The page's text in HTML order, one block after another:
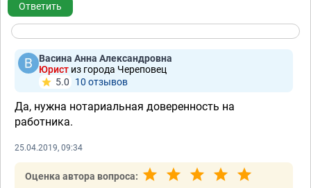
Ответить
Васина Анна Александровна
Юрист из города Череповец
5.0
10 отзывов
Да, нужна нотариальная доверенность на
работника.
25.04.2019, 09:34
Оценка автора вопроса: